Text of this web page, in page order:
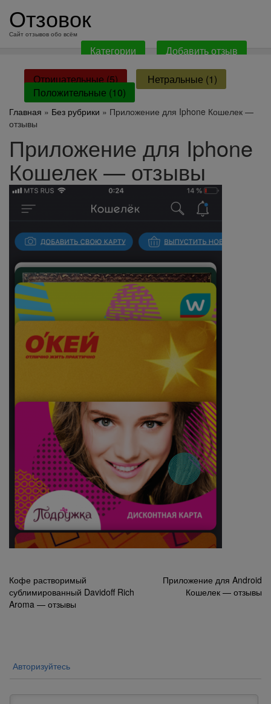
содержанию
Отзовок
Сайт отзывов обо всём
Категории Добавить отзыв
Отрицательные (5)
Нетральные (1)
Положительные (10)
Главная » Без рубрики » Приложение для Iphone Кошелек —
отзывы
Приложение для Iphone
Кошелек — отзывы
Навигация
по
Кофе растворимый
сублимированный Davidoff Rich
Aroma — отзывы
Приложение для Android
Кошелек — отзывы
Авторизуйтесь